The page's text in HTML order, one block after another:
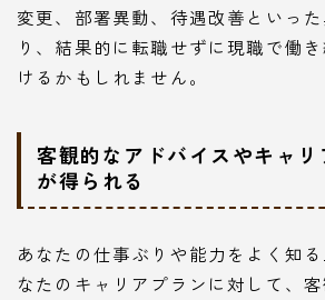
変更、部署異動、待遇改善といっ
り、結果的に転職せずに現職で働
けるかもしれません。
客観的なアドバイスやキャ
が得られる
あなたの仕事ぶりや能力をよく知
なたのキャリアプランに対して、